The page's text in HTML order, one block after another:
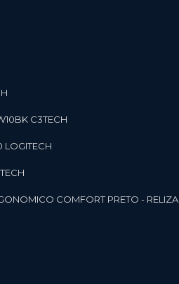
C3TECH
LOGITECH
COMFORT PRETO - RELIZA